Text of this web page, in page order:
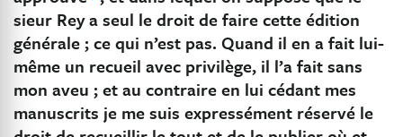
sieur Rey a seul le droit de faire cette édition
générale ; ce qui n’est pas. Quand il en a fait lui-
même un recueil avec privilège, il l’a fait sans
mon aveu ; et au contraire en lui cédant mes
manuscrits je me suis expressément réservé le